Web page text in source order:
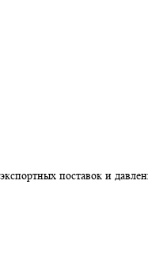
между
экспортных